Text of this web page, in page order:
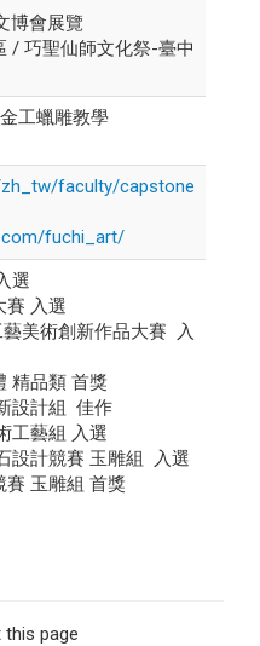
博會展覽
/ 巧聖仙師文化祭-臺中
工蠟雕教學
faculty/capstone
fuchi_art/
選
賽 入選
美術創新作品大賽 入
精品類 首獎
設計組 佳作
工藝組 入選
設計競賽 玉雕組 入選
賽 玉雕組 首獎
this page